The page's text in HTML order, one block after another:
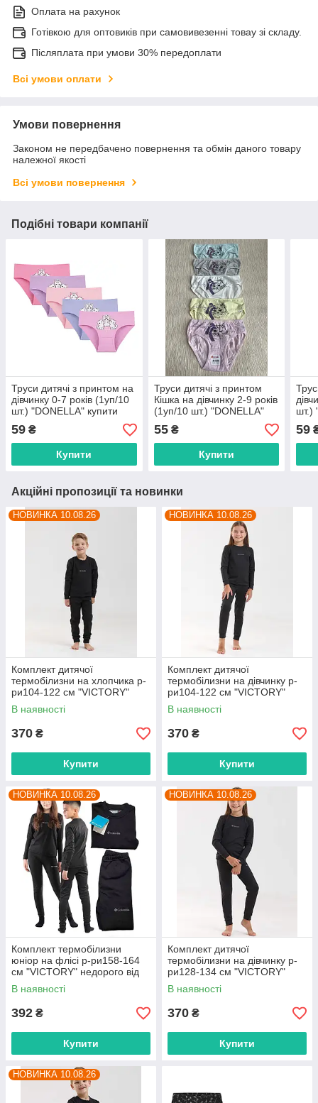
Оплата на рахунок
Готівкою для оптовиків при самовивезенні товау зі складу.
Післяплата при умови 30% передоплати
Всі умови оплати
Умови повернення
Законом не передбачено повернення та обмін даного товару
належної якості
Всі умови повернення
Подібні товари компанії
Труси дитячі з принтом на
дівчинку 0-7 років (1уп/10
шт.) "DONELLA" купити
59 ₴
Купити
Труси дитячі з принтом
Кішка на дівчинку 2-9 років
(1уп/10 шт.) "DONELLA"
купити гуртом в Одесі на 7
км
55₴
Купити
шт.)
59
Акційні пропозиції та новинки
НОВИНКА 10.08.26
Комплект дитячої
термобілизни на хлопчика р-
ри104-122 см "VICTORY"
недорого від прямого
постачальника
В наявності
370 ₴
Купити
НОВИНКА 10.08.26
Комплект дитячої
термобілизни на дівчинку р-
ри104-122 см "VICTORY"
недорого від прямого
постачальника
В наявності
370 ₴
Купити
НОВИНКА 10.08.26
Комплект термобілизни
юніор на флісі р-ри158-164
см "VICTORY" недорого від
прямого постачальника
В наявності
392 ₴
Купити
НОВИНКА 10.08.26
Комплект дитячої
термобілизни на дівчинку р-
ри128-134 см "VICTORY"
недорого від прямого
постачальника
В наявності
370 ₴
Купити
НОВИНКА 10.08.26